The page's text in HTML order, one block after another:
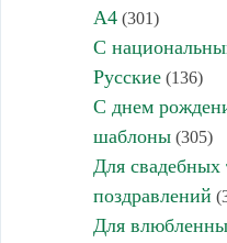
А4(301)
С
Русские(136)
С днем
шаблоны(305)
Для свадебных
поздравлений
Для